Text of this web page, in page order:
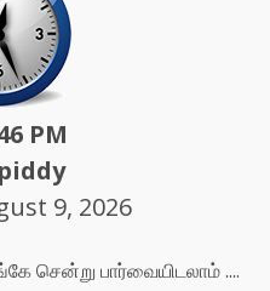
PM
9, 2026
பார்வையிடலாம் ....